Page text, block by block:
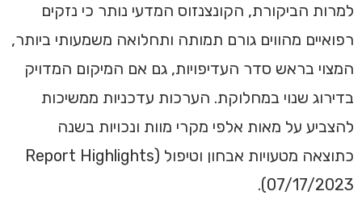
למרות הביקורת, הקונצנזוס המדעי נותר כי נזקים
רפואיים מהווים גורם תמותה ותחלואה משמעותי ביותר,
המצוי בראש סדר העדיפויות, גם אם המיקום המדויק
בדירוג שנוי במחלוקת. הערכות עדכניות ממשיכות
להצביע על מאות אלפי מקרי מוות ונכויות בשנה
כתוצאה מטעויות אבחון וטיפול (Report Highlights
07/17/2023).